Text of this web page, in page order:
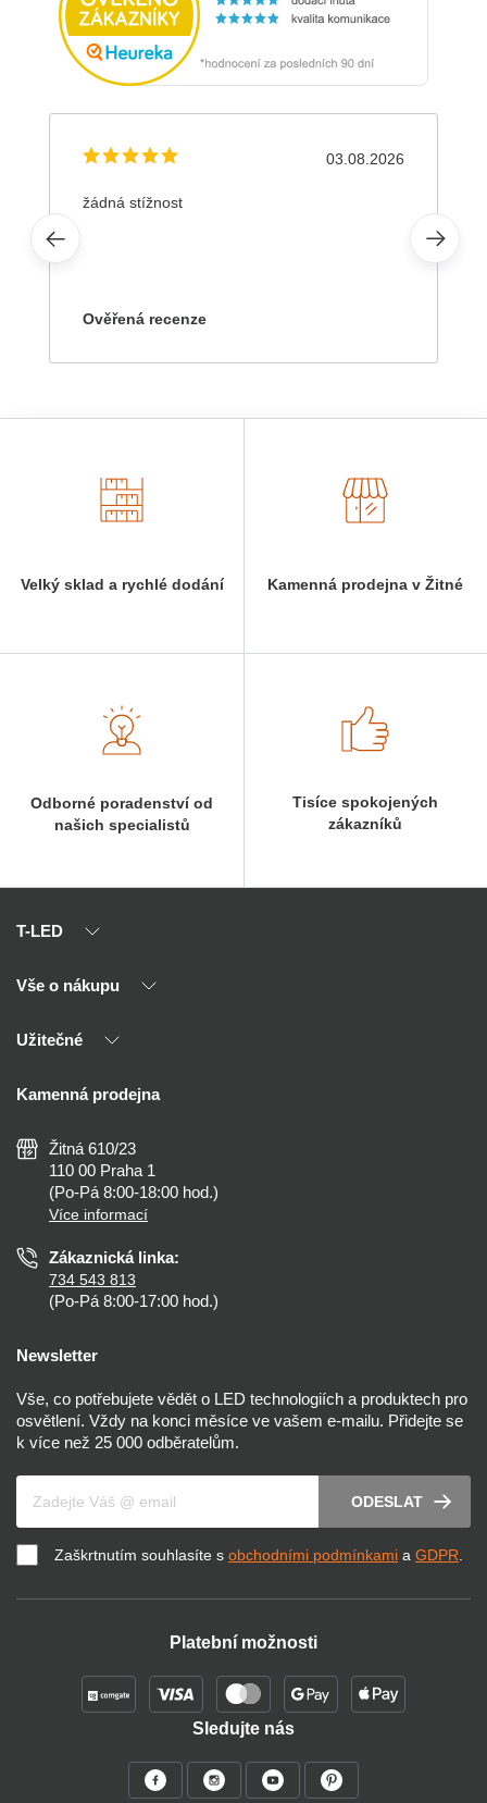
03.08.2026
žádná stížnost
Ověřená recenze
Velký sklad a rychlé dodání Kamenná prodejna v Žitné
Odborné poradenství od
našich specialistů
Tisíce spokojených
zákazníků
T-LED
O nás
Kontakty
Vše o nákupu
Výhody T-LED
Montáž
Nejčastější dotazy
Než koupíte
Osvětlení dle místnosti
Užitečné
Reklamace a vrácení
Zásady ochrany soukromí
Nastavení cookies
Prohlášení o přístupnosti
Kamenná prodejna
Žitná 610/23
110 00 Praha 1
(Po-Pá 8:00-18:00 hod.)
Více informací
Zákaznická linka:
734 543 813
(Po-Pá 8:00-17:00 hod.)
Newsletter
Vše, co potřebujete vědět o LED technologiích a produktech pro
osvětlení. Vždy na konci měsíce ve vašem e-mailu. Přidejte se
k více než 25 000 odběratelům.
ODESLAT
Zaškrtnutím souhlasíte s obchodními podmínkami a GDPR.
Platební možnosti
Sledujte nás